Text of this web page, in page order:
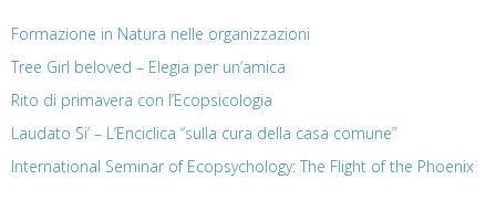
Formazione in Natura nelle organizzazioni
Tree Girl beloved – Elegia per un’amica
Rito di primavera con l’Ecopsicologia
Laudato Si’ – L’Enciclica “sulla cura della casa comune”
International Seminar of Ecopsychology: The Flight of the Phoenix